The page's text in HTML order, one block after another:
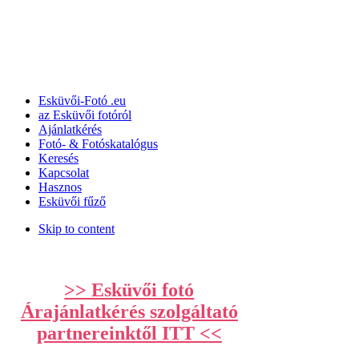
Esküvői-Fotó ­­.eu
az Esküvői fotóról
Ajánlatkérés
Fotó- & Fotóskatalógus
Keresés
Kapcsolat
Hasznos
Esküvői fűző
Skip to content
>> Esküvői fotó
Árajánlatkérés szolgáltató
partnereinktől ITT <<